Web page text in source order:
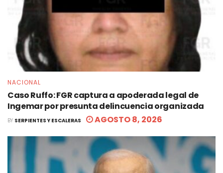
NACIONAL
Caso Ruffo: FGR captura a apoderada legal de
Ingemar por presunta delincuencia organizada
BY SERPIENTES Y ESCALERAS AGOSTO 8, 2026